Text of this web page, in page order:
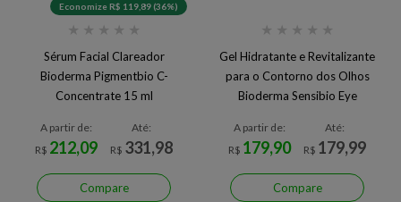
Economize R$ 119,89 (36%)
★ ★ ★ ★ ★
Sérum Facial Clareador
Bioderma Pigmentbio C-
Concentrate 15 ml
A partir de:
R$ 212,09
Até:
R$ 331,98
Compare
★ ★ ★ ★ ★
Gel Hidratante e Revitalizante
para o Contorno dos Olhos
Bioderma Sensibio Eye
A partir de:
R$ 179,90
Até:
R$ 179,99
Compare